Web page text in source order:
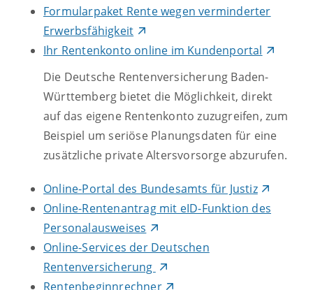
Formularpaket Rente wegen verminderter
Erwerbsfähigkeit
Ihr Rentenkonto online im Kundenportal
Die Deutsche Rentenversicherung Baden-
Württemberg bietet die Möglichkeit, direkt
auf das eigene Rentenkonto zuzugreifen, zum
Beispiel um seriöse Planungsdaten für eine
zusätzliche private Altersvorsorge abzurufen.
Online-Portal des Bundesamts für Justiz
Online-Rentenantrag mit eID-Funktion des
Personalausweises
Online-Services der Deutschen
Rentenversicherung
Rentenbeginnrechner